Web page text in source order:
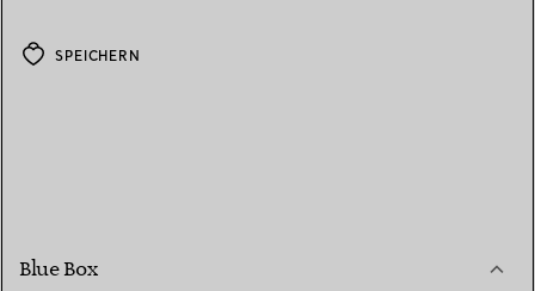
SPEICHERN
Blue Box